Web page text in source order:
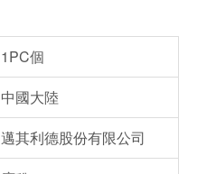
1PC個
中國大陸
邁其利德股份有限公司